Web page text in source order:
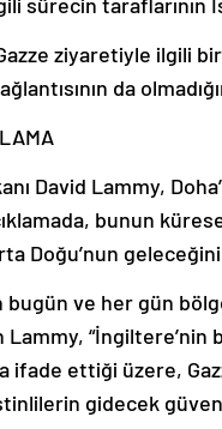
da
bunun
Doğu’nun
ifade ettiği üzere,
gidecek